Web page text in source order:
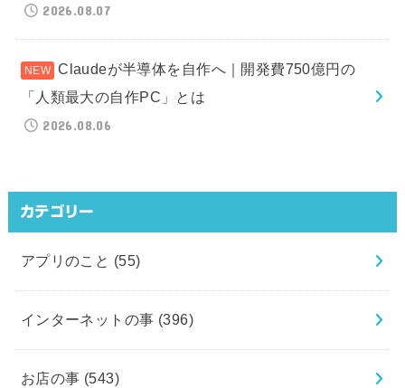
2026.08.07
Claudeが半導体を自作へ｜開発費750億円の
「人類最大の自作PC」とは
2026.08.06
カテゴリー
アプリのこと (55)
インターネットの事 (396)
お店の事 (543)